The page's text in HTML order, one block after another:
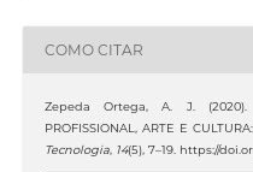
COMO CITAR
Zepeda Ortega, A. J. (2020).
PROFISSIONAL, ARTE E
Tecnologia, 14(5), 7–19. https://